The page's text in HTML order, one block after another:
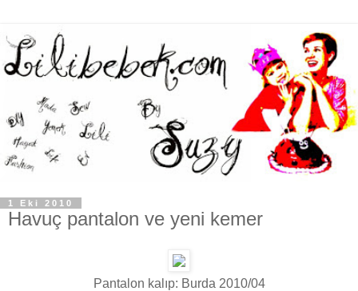
1 Eki 2010
Havuç pantalon ve yeni kemer
Pantalon kalıp: Burda 2010/04